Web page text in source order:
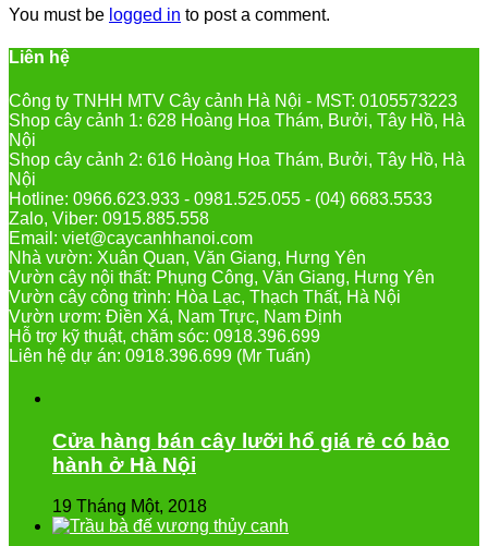
You must be logged in to post a comment.
Liên hệ
Công ty TNHH MTV Cây cảnh Hà Nội - MST: 0105573223
Shop cây cảnh 1: 628 Hoàng Hoa Thám, Bưởi, Tây Hồ, Hà
Nội
Shop cây cảnh 2: 616 Hoàng Hoa Thám, Bưởi, Tây Hồ, Hà
Nội
Hotline: 0966.623.933 - 0981.525.055 - (04) 6683.5533
Zalo, Viber: 0915.885.558
Email: viet@caycanhhanoi.com
Nhà vườn: Xuân Quan, Văn Giang, Hưng Yên
Vườn cây nội thất: Phụng Công, Văn Giang, Hưng Yên
Vườn cây công trình: Hòa Lạc, Thạch Thất, Hà Nội
Vườn ươm: Điền Xá, Nam Trực, Nam Định
Hỗ trợ kỹ thuật, chăm sóc: 0918.396.699
Liên hệ dự án: 0918.396.699 (Mr Tuấn)
Cửa hàng bán cây lưỡi hổ giá rẻ có bảo
hành ở Hà Nội
19 Tháng Một, 2018